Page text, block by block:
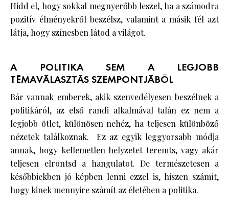
Hidd el, hogy sokkal megnyerőbb leszel, ha a számodra
pozitív élményekről beszélsz, valamint a másik fél azt
látja, hogy színesben látod a világot.
A POLITIKA SEM A LEGJOBB
TÉMAVÁLASZTÁS SZEMPONTJÁBÓL
Bár vannak emberek, akik szenvedélyesen beszélnek a
politikáról, az első randi alkalmával talán ez nem a
legjobb ötlet, különösen nehéz, ha teljesen különböző
nézetek találkoznak. Ez az egyik leggyorsabb módja
annak, hogy kellemetlen helyzetet teremts, vagy akár
teljesen elrontsd a hangulatot. De természetesen a
későbbiekben jó képben lenni ezzel is, hiszen számít,
hogy kinek mennyire számít az életében a politika.